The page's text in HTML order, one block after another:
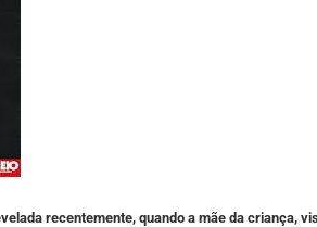
recentemente, quando a mãe da criança,